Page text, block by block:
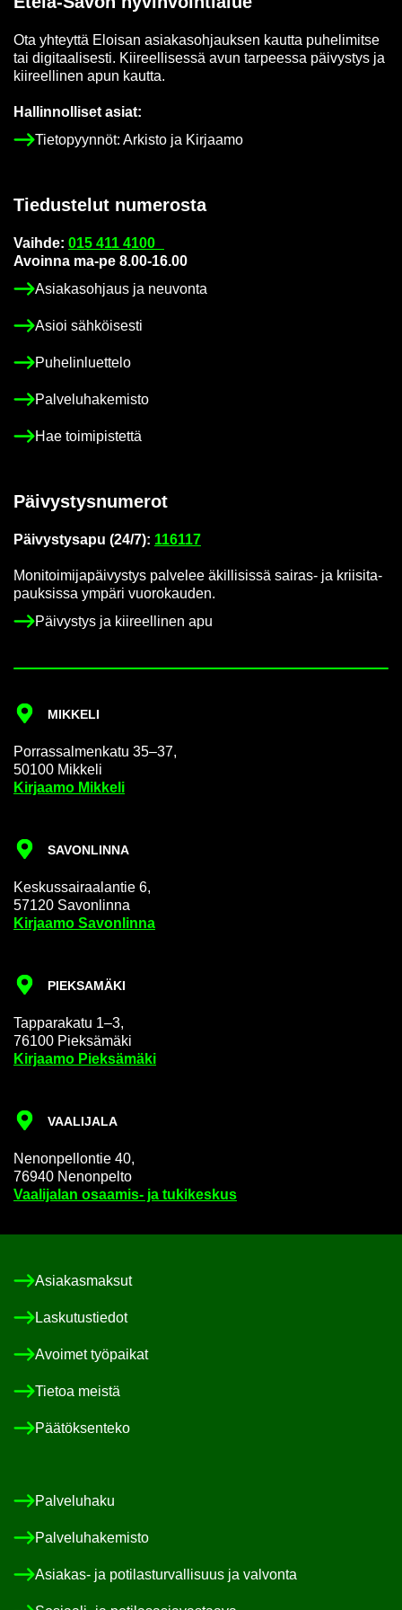
Ota yh­teyt­tä Eloi­san asia­kas­oh­jauk­sen kaut­ta pu­he­li­mit­se
tai di­gi­taa­li­ses­ti. Kii­reel­li­ses­sä avun tar­pees­sa päi­vys­tys ja
kii­reel­li­nen apun kaut­ta.
Hal­lin­nol­li­set asiat:
Tie­to­pyyn­nöt: Ar­kis­to ja Kir­jaa­mo
Tie­dus­te­lut nu­me­ros­ta
Vaih­de: 015 411 4100
Avoin­na ma-pe 8.00-16.00
Asia­kas­oh­jaus ja neu­von­ta
Asioi säh­köi­ses­ti
Pu­he­lin­luet­te­lo
Pal­ve­lu­ha­ke­mis­to
Hae toi­mi­pis­tet­tä
Päi­vys­tys­nu­me­rot
Päi­vys­tys­a­pu (24/7): 116117
Mo­ni­toi­mi­ja­päi­vys­tys pal­ve­lee äkil­li­sis­sä sairas-​ ja krii­si­ta­
pauk­sis­sa ym­pä­ri vuo­ro­kau­den.
Päi­vys­tys ja kii­reel­li­nen apu
MIK­KE­LI
Por­ras­sal­men­ka­tu 35–37,
50100 Mik­ke­li
Kir­jaa­mo Mik­ke­li
SA­VON­LIN­NA
Kes­kus­sai­raa­lan­tie 6,
57120 Sa­von­lin­na
Kir­jaa­mo Sa­von­lin­na
PIEK­SA­MÄ­KI
Tap­pa­ra­ka­tu 1–3,
76100 Piek­sä­mä­ki
Kir­jaa­mo Piek­sä­mä­ki
VAA­LI­JA­LA
Ne­non­pel­lon­tie 40,
76940 Ne­non­pel­to
Vaa­li­ja­lan osaamis-​ ja tu­ki­kes­kus
Asia­kas­mak­sut
Las­ku­tus­tie­dot
Avoi­met työ­pai­kat
Tie­toa meis­tä
Pää­tök­sen­te­ko
Pal­ve­lu­ha­ku
Pal­ve­lu­ha­ke­mis­to
Asiakas-​ ja po­ti­las­tur­val­li­suus ja val­von­ta